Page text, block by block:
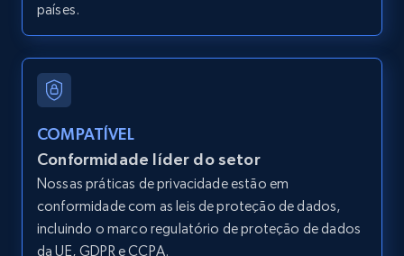
URL
URL, ID, User id, Use url, Title, Headline, Post
11.3K+ 1.5K+ Comece grátis
países.
COMPATÍVEL
Conformidade líder do setor
Nossas práticas de privacidade estão em
conformidade com as leis de proteção de dados,
incluindo o marco regulatório de proteção de dados
da UE, GDPR e CCPA.